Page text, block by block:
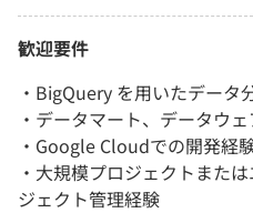
歓迎要件
・BigQuery を用いたデータ
・データマート、データウ
・Google Cloudでの開発経
・大規模プロジェクトまた
ジェクト管理経験